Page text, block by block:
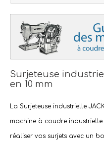
Surjeteuse
en 10 mm
La Surjeteuse industrielle
machine à coudre industrielle
réaliser vos surjets avec un